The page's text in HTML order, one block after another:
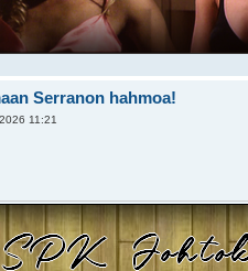
Serranon hahmoa!
11:21